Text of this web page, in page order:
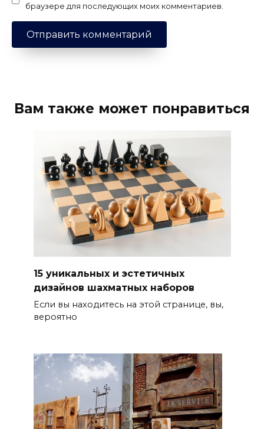
браузере для последующих моих комментариев.
Вам также может понравиться
15 уникальных и эстетичных
дизайнов шахматных наборов
Если вы находитесь на этой странице, вы,
вероятно